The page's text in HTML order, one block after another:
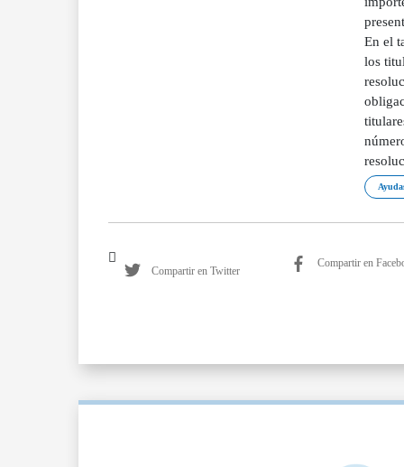
En el
los
Compartir en Twitter
Compartir en